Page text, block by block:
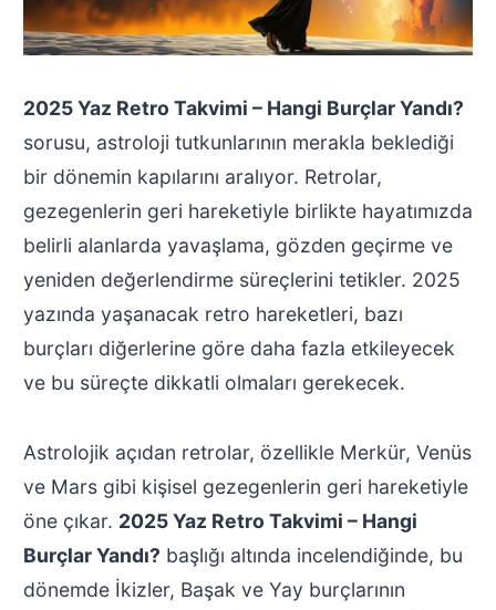
2025 Yaz Retro Takvimi – Hangi Burçlar Yandı?
sorusu, astroloji tutkunlarının merakla beklediği
bir dönemin kapılarını aralıyor. Retrolar,
gezegenlerin geri hareketiyle birlikte hayatımızda
belirli alanlarda yavaşlama, gözden geçirme ve
yeniden değerlendirme süreçlerini tetikler. 2025
yazında yaşanacak retro hareketleri, bazı
burçları diğerlerine göre daha fazla etkileyecek
ve bu süreçte dikkatli olmaları gerekecek.
Astrolojik açıdan retrolar, özellikle Merkür, Venüs
ve Mars gibi kişisel gezegenlerin geri hareketiyle
öne çıkar. 2025 Yaz Retro Takvimi – Hangi
Burçlar Yandı? başlığı altında incelendiğinde, bu
dönemde İkizler, Başak ve Yay burçlarının